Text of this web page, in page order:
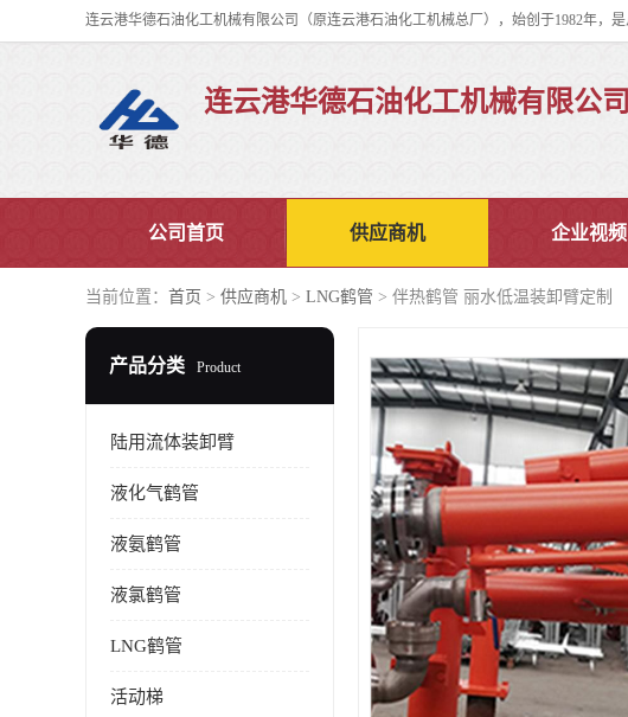
连云港华德石油化工机械有限公司
公司首页 供应商机 企业视频
当前位置： 首页 > 供应商机 > LNG鹤管 > 伴热鹤管 丽水低温装卸臂定制
产品分类 Product
陆用流体装卸臂
液化气鹤管
液氨鹤管
液氯鹤管
LNG鹤管
活动梯